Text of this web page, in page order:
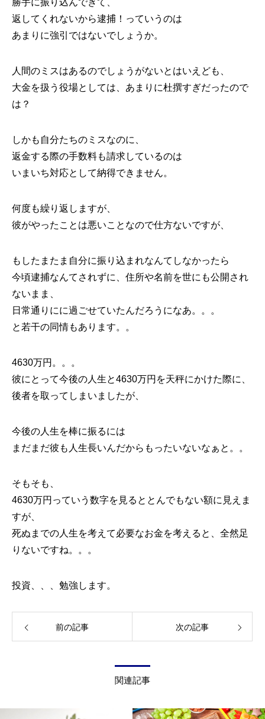
勝手に振り込んできて、
返してくれないから逮捕！っていうのは
あまりに強引ではないでしょうか。
人間のミスはあるのでしょうがないとはいえども、
大金を扱う役場としては、あまりに杜撰すぎだったので
は？
しかも自分たちのミスなのに、
返金する際の手数料も請求しているのは
いまいち対応として納得できません。
何度も繰り返しますが、
彼がやったことは悪いことなので仕方ないですが、
もしたまたま自分に振り込まれなんてしなかったら
今頃逮捕なんてされずに、住所や名前を世にも公開され
ないまま、
日常通りにに過ごせていたんだろうになあ。。。
と若干の同情もあります。。
4630万円。。。
彼にとって今後の人生と4630万円を天秤にかけた際に、
後者を取ってしまいましたが、
今後の人生を棒に振るには
まだまだ彼も人生長いんだからもったいないなぁと。。
そもそも、
4630万円っていう数字を見るととんでもない額に見えま
すが、
死ぬまでの人生を考えて必要なお金を考えると、全然足
りないですね。。。
投資、、、勉強します。
前の記事 次の記事
関連記事